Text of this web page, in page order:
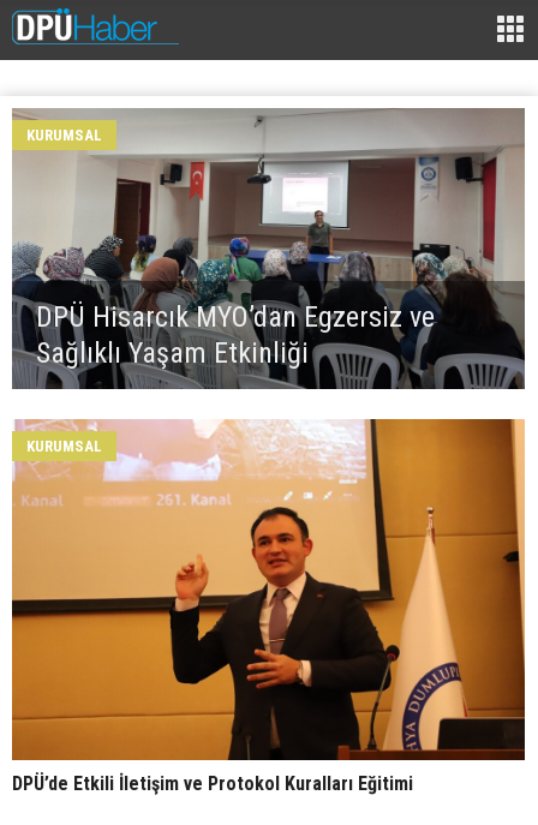
DPÜ Hisarcık MYO’dan Egzersiz ve
Sağlıklı Yaşam Etkinliği
KURUMSAL
KURUMSAL
DPÜ’de Etkili İletişim ve Protokol Kuralları Eğitimi